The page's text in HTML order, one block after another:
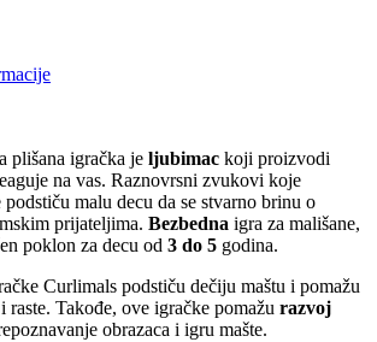
plišana igračka je ljubimac koji proizvodi
na vas. Raznovrsni zvukovi koje
malu decu da se stvarno brinu o
prijateljima. Bezbedna igra za mališane,
poklon za decu od 3 do 5 godina.
Curlimals podstiču dečiju maštu i pomažu
raste. Takođe, ove igračke pomažu razvoj
obrazaca i igru mašte.